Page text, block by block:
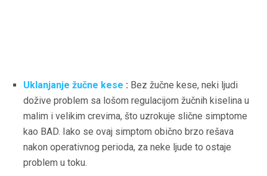
Uklanjanje žučne kese : Bez žučne kese, neki ljudi
dožive problem sa lošom regulacijom žučnih kiselina u
malim i velikim crevima, što uzrokuje slične simptome
kao BAD. Iako se ovaj simptom obično brzo rešava
nakon operativnog perioda, za neke ljude to ostaje
problem u toku.